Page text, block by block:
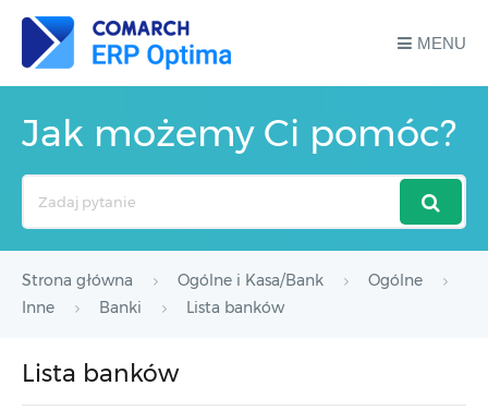
MENU
Jak możemy Ci pomóc?
Strona główna Ogólne i Kasa/Bank
Ogólne
Inne
Banki Lista banków
Lista banków